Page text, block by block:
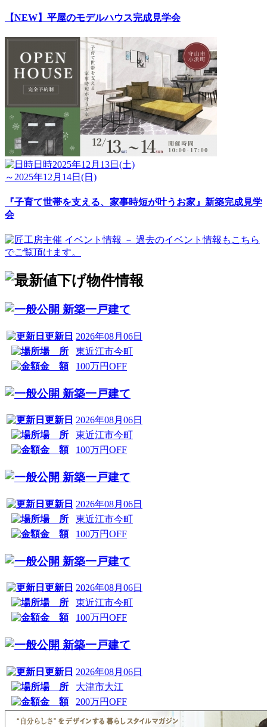
【NEW】平屋のモデルハウス完成見学会
日時2025年12月13日(土)
～2025年12月14日(日)
『子育て世帯を支える、家事時短が叶うお家』新築完成見学
会
新築一戸建て
更新日 2026年08月06日
場 所
東近江市今町
金 額
100万円OFF
新築一戸建て
更新日 2026年08月06日
場 所
東近江市今町
金 額
100万円OFF
新築一戸建て
更新日 2026年08月06日
場 所
東近江市今町
金 額
100万円OFF
新築一戸建て
更新日 2026年08月06日
場 所
東近江市今町
金 額
100万円OFF
新築一戸建て
更新日 2026年08月06日
場 所
大津市大江
金 額
200万円OFF